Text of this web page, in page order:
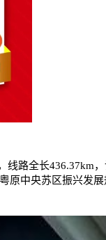
路全长436.37km
中央苏区振兴发展